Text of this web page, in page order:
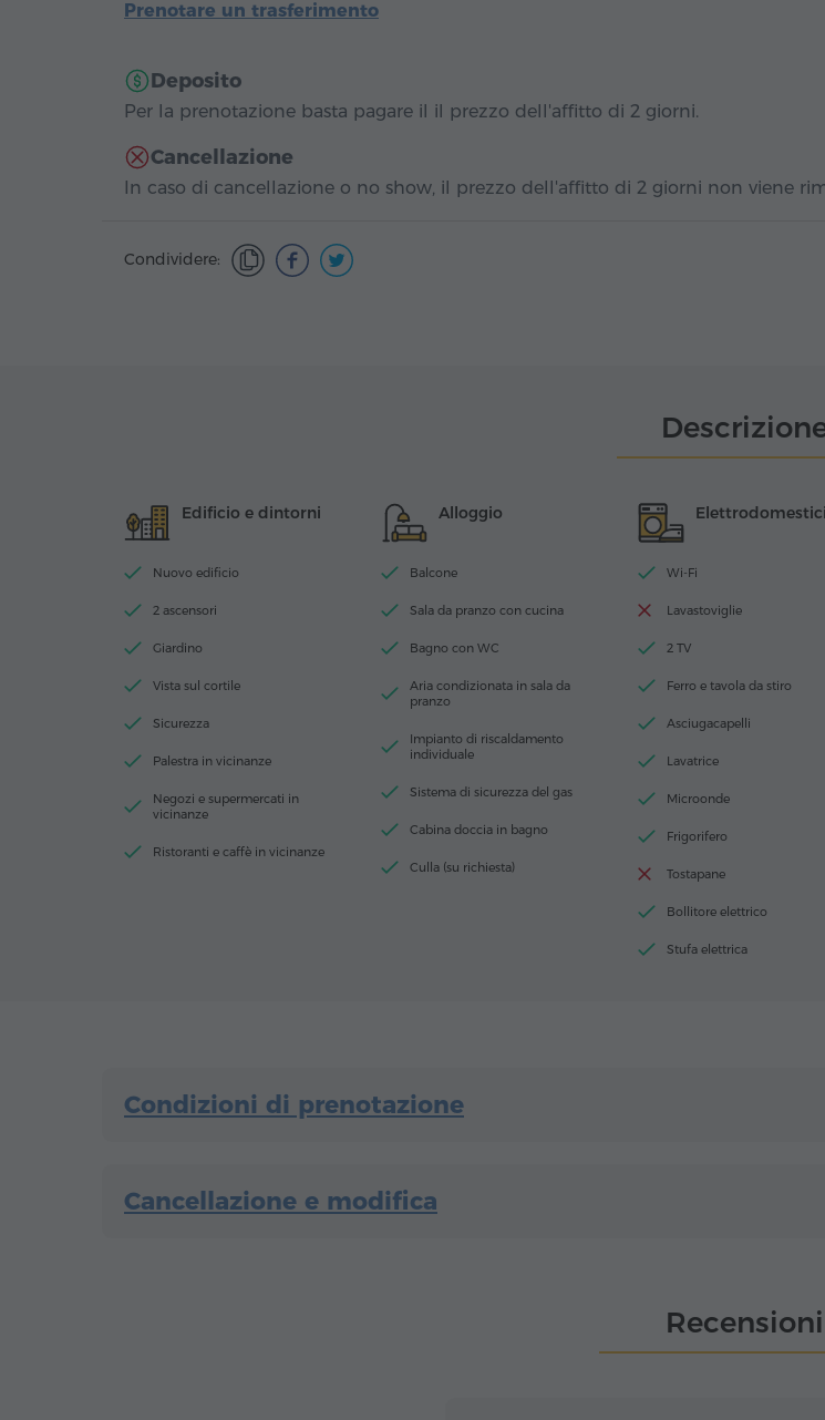
Prenotare un trasferimento
Deposito
Per la prenotazione basta pagare il il prezzo dell'affitto di 2 giorni.
Cancellazione
In caso di cancellazione o no show, il prezzo dell'affitto di 2 giorni non viene
Condividere:
Edificio e dintorni
Nuovo edificio
2 ascensori
Giardino
Vista sul cortile
Sicurezza
Palestra in vicinanze
Negozi e supermercati in
vicinanze
Ristoranti e caffè in vicinanze
Alloggio
Balcone
Sala da pranzo con cucina
Bagno con WC
Aria condizionata in sala da
pranzo
Impianto di riscaldamento
individuale
Sistema di sicurezza del gas
Cabina doccia in bagno
Culla (su richiesta)
Elettrodomestici
Wi-Fi
Lavastoviglie
2 TV
Ferro e tavola da stiro
Asciugacapelli
Lavatrice
Microonde
Frigorifero
Tostapane
Bollitore elettrico
Stufa elettrica
Condizioni di prenotazione
Cancellazione e modifica
Recensioni